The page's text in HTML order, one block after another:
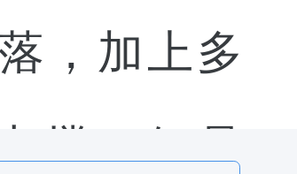
，加上多
撑，但是